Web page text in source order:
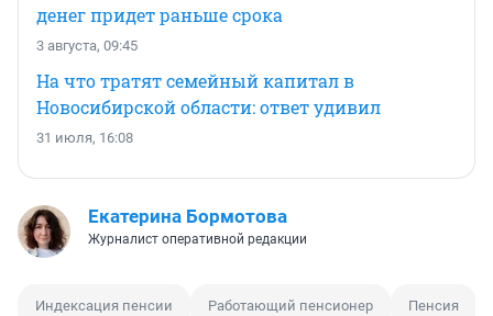
денег придет раньше срока
3 августа, 09:45
На что тратят семейный капитал в
Новосибирской области: ответ удивил
31 июля, 16:08
Екатерина Бормотова
Журналист оперативной редакции
Индексация пенсии Работающий пенсионер Пенсия